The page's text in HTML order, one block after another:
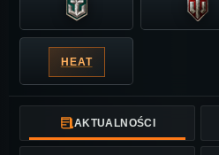
HEAT
AKTUALNOŚCI